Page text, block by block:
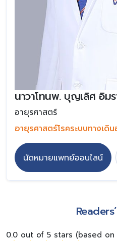
นาวาโทนพ. บุญเลิศ อิม
อายุรศาสตร์
อายุรศาสตร์โรคระบบทางเดิน
นัดหมายแพทย์ออนไลน์
0.0 out of 5 stars (based on